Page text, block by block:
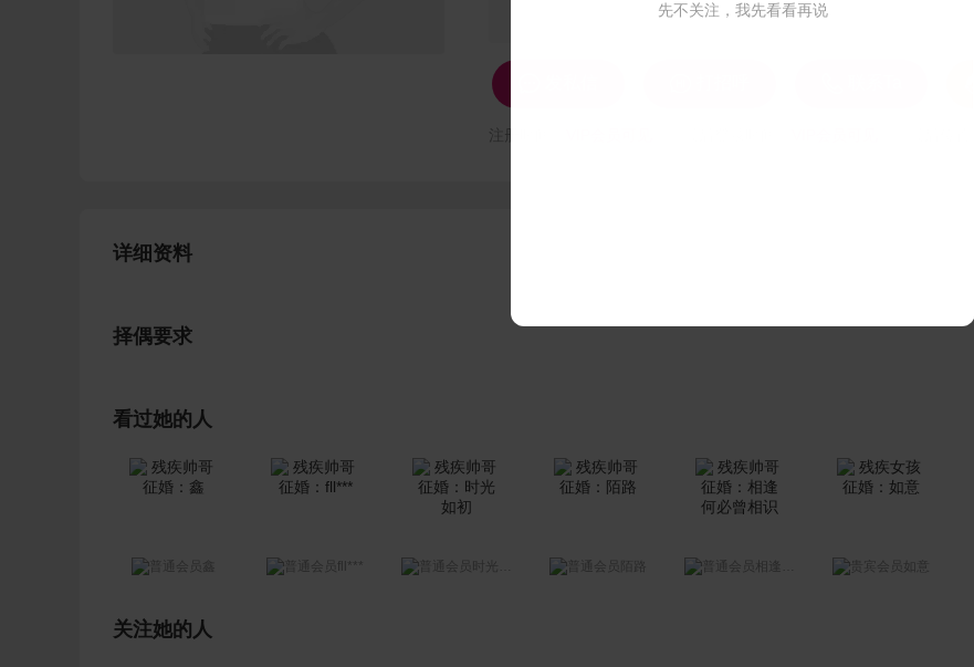
详细资料
择偶要求
看过她的人
fll*** 陌路 相逢何必曾相识 如意
关注她的人
先不关注，我先看看再说